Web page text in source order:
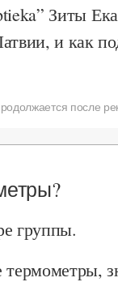
Зиты
и как
после
группы.
термометры,